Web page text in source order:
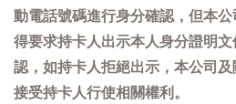
動電話號碼進行身分確認，但本
得要求持卡人出示本人身分證明
認，如持卡人拒絕出示，本公司
接受持卡人行使相關權利。